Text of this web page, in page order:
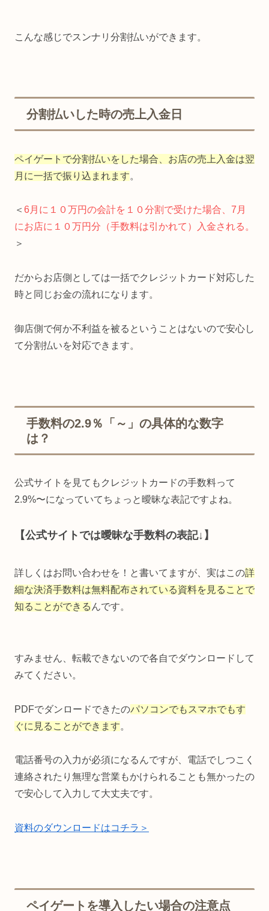
こんな感じでスンナリ分割払いができます。
分割払いした時の売上入金日
ペイゲートで分割払いをした場合、お店の売上入金は翌
月に一括で振り込まれます。
＜ 6月に１０万円の会計を１０分割で受けた場合、7月
にお店に１０万円分（手数料は引かれて ）
入金される。
＞
だからお店側としては一括でクレジットカード対応した
時と同じお金の流れになります。
御店側で何か不利益を被るということはないので安心し
て分割払いを対応できます。
手数料の2.9％「～」の具体的な数字
は？
公式サイトを見てもクレジットカードの手数料って
2.9%〜になっていてちょっと曖昧な表記ですよね。
【公式サイトでは曖昧な手数料の表記↓】
詳しくはお問い合わせを！と書いてますが、実はこの詳
細な決済手数料は無料配布されている資料を見ることで
知ることができる んです。
すみません、転載できないので各自でダウンロードして
みてください。
PDFでダンロードできたのパソコンでもスマホでもす
ぐに見ることができます。
電話番号の入力が必須になるんですが、電話でしつこく
連絡されたり無理な営業もかけられることも無かったの
で安心して入力して大丈夫です。
資料のダウンロードはコチラ＞
ペイゲートを導入したい場合の注意点